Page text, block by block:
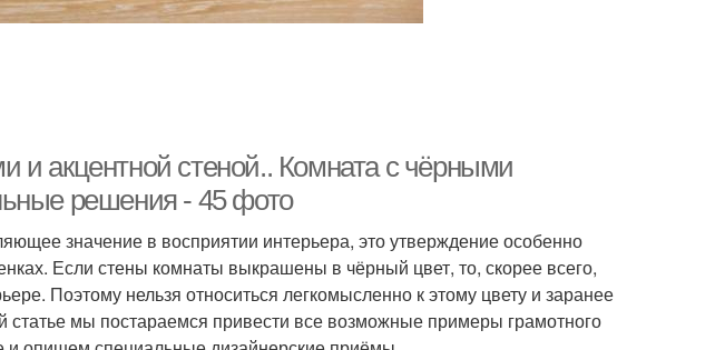
и акцентной стеной.. Комната с чёрными
решения - 45 фото
значение в восприятии интерьера, это утверждение особенно
Если стены комнаты выкрашены в чёрный цвет, то, скорее всего,
Поэтому нельзя относиться легкомысленно к этому цвету и заранее
статье мы постараемся привести все возможные примеры грамотного